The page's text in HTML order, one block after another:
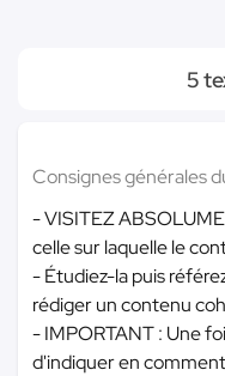
5
Consignes générales
- VISITEZ
celle sur laquelle le
- Étudiez-la puis
rédiger un contenu
- IMPORTANT : Une
d'indiquer en